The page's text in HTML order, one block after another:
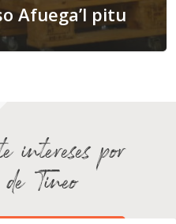
Afuega’l pitu
intereses por
Tineo